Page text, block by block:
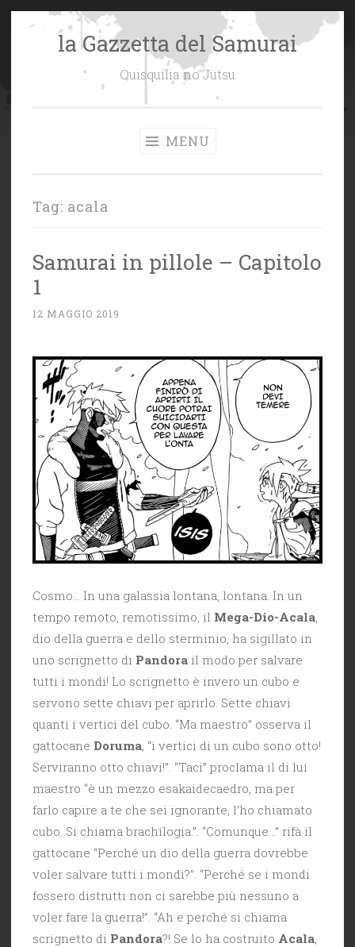
la Gazzetta del Samurai
Quisquilia no Jutsu
MENU
Tag: acala
Samurai in pillole – Capitolo
1
12 MAGGIO 2019
Cosmo… In una galassia lontana, lontana. In un
tempo remoto, remotissimo, il Mega-Dio-Acala
dio della guerra e dello sterminio, ha sigillato in
uno scrignetto di Pandora il modo per salvare
tutti i mondi! Lo scrignetto è invero un cubo e
servono sette chiavi per aprirlo. Sette chiavi
quanti i vertici del cubo. “Ma maestro” osserva il
gattocane Doruma , “i vertici di un cubo sono otto!
Serviranno otto chiavi!”. “Taci” proclama il di lui
maestro “è un mezzo esakaidecaedro, ma per
farlo capire a te che sei ignorante, l’ho chiamato
cubo. Si chiama brachilogia.”. “Comunque…” rifà il
gattocane “Perché un dio della guerra dovrebbe
voler salvare tutti i mondi?”. “Perché se i mondi
fossero distrutti non ci sarebbe più nessuno a
voler fare la guerra!”. “Ah e perché si chiama
scrignetto di Pandora?! Se lo ha costruito Acala